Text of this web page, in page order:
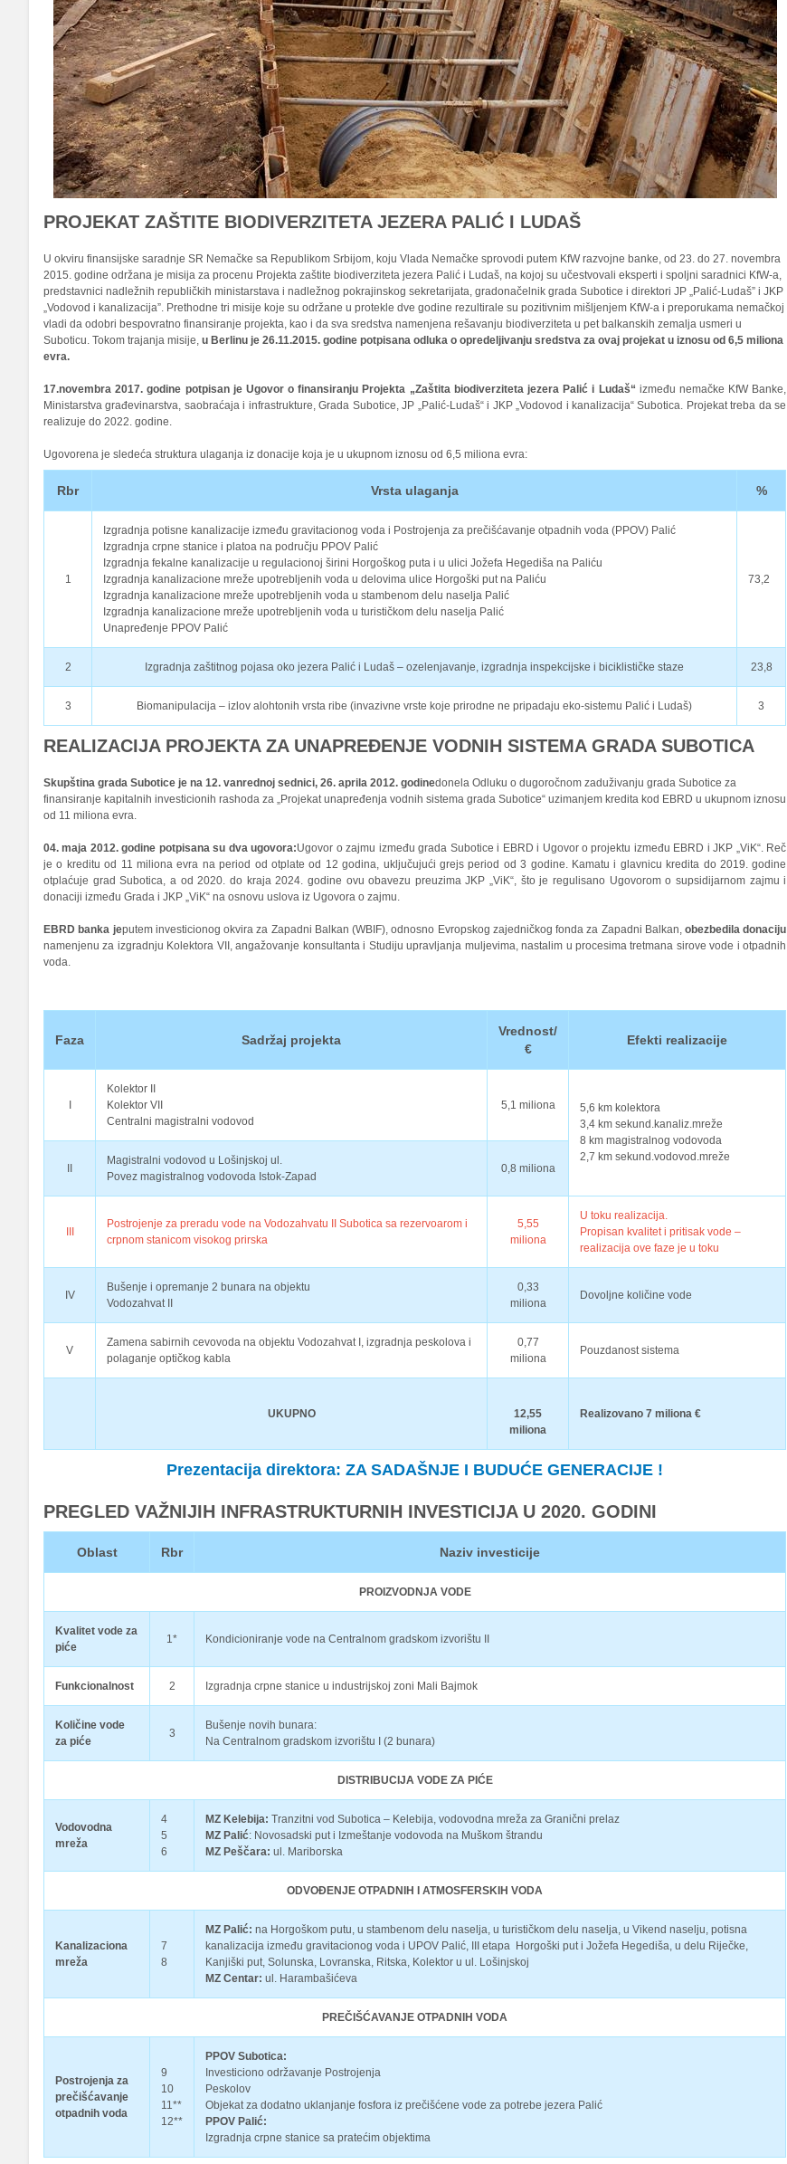
PROJEKAT ZAŠTITE BIODIVERZITETA JEZERA PALIĆ I LUDAŠ
U okviru finansijske saradnje SR Nemačke sa Republikom Srbijom, koju Vlada Nemačke sprovodi putem KfW razvojne banke, od 23. do 27. novembra
2015. godine održana je misija za procenu Projekta zaštite biodiverziteta jezera Palić i Ludaš, na kojoj su učestvovali eksperti i spoljni saradnici KfW-a,
predstavnici nadležnih republičkih ministarstava i nadležnog pokrajinskog sekretarijata, gradonačelnik grada Subotice i direktori JP „Palić-Ludaš” i JKP
„Vodovod i kanalizacija”. Prethodne tri misije koje su održane u protekle dve godine rezultirale su pozitivnim mišljenjem KfW-a i preporukama nemačkoj
vladi da odobri bespovratno finansiranje projekta, kao i da sva sredstva namenjena rešavanju biodiverziteta u pet balkanskih zemalja usmeri u
Suboticu. Tokom trajanja misije, u Berlinu je 26.11.2015. godine potpisana odluka o opredeljivanju sredstva za ovaj projekat u iznosu od 6,5 miliona
evra.
17.novembra 2017. godine potpisan je Ugovor o finansiranju Projekta „Zaštita biodiverziteta jezera Palić i Ludaš“ između nemačke KfW Banke,
Ministarstva građevinarstva, saobraćaja i infrastrukture, Grada Subotice, JP „Palić-Ludaš“ i JKP „Vodovod i kanalizacija“ Subotica. Projekat treba da se
realizuje do 2022. godine.
Ugovorena je sledeća struktura ulaganja iz donacije koja je u ukupnom iznosu od 6,5 miliona evra:
Rbr Vrsta ulaganja %
1
Izgradnja potisne kanalizacije između gravitacionog voda i Postrojenja za prečišćavanje otpadnih voda (PPOV) Palić
Izgradnja crpne stanice i platoa na području PPOV Palić
Izgradnja fekalne kanalizacije u regulacionoj širini Horgoškog puta i u ulici Jožefa Hegediša na Paliću
Izgradnja kanalizacione mreže upotrebljenih voda u delovima ulice Horgoški put na Paliću
Izgradnja kanalizacione mreže upotrebljenih voda u stambenom delu naselja Palić
Izgradnja kanalizacione mreže upotrebljenih voda u turističkom delu naselja Palić
Unapređenje PPOV Palić
73,2
2 Izgradnja zaštitnog pojasa oko jezera Palić i Ludaš – ozelenjavanje, izgradnja inspekcijske i biciklističke staze 23,8
3 Biomanipulacija – izlov alohtonih vrsta ribe (invazivne vrste koje prirodne ne pripadaju eko-sistemu Palić i Ludaš) 3
REALIZACIJA PROJEKTA ZA UNAPREĐENJE VODNIH SISTEMA GRADA SUBOTICA
Skupština grada Subotice je na 12. vanrednoj sednici, 26. aprila 2012. godinedonela Odluku o dugoročnom zaduživanju grada Subotice za
finansiranje kapitalnih investicionih rashoda za „Projekat unapređenja vodnih sistema grada Subotice“ uzimanjem kredita kod EBRD u ukupnom iznosu
od 11 miliona evra.
04. maja 2012. godine potpisana su dva ugovora:Ugovor o zajmu između grada Subotice i EBRD i Ugovor o projektu između EBRD i JKP „ViK“. Reč
je o kreditu od 11 miliona evra na period od otplate od 12 godina, uključujući grejs period od 3 godine. Kamatu i glavnicu kredita do 2019. godine
otplaćuje grad Subotica, a od 2020. do kraja 2024. godine ovu obavezu preuzima JKP „ViK“, što je regulisano Ugovorom o supsidijarnom zajmu i
donaciji između Grada i JKP „ViK“ na osnovu uslova iz Ugovora o zajmu.
EBRD banka jeputem investicionog okvira za Zapadni Balkan (WBIF), odnosno Evropskog zajedničkog fonda za Zapadni Balkan,obezbedila donaciju
namenjenu za izgradnju Kolektora VII, angažovanje konsultanta i Studiju upravljanja muljevima, nastalim u procesima tretmana sirove vode i otpadnih
voda.
Faza Sadržaj projekta
Vrednost/
€
Efekti realizacije
Kolektor II
Kolektor VII
Centralni magistralni vodovod
5,1 miliona
5,6 km kolektora
3,4 km sekund.kanaliz.mreže
8 km magistralnog vodovoda
2,7 km sekund.vodovod.mreže
Magistralni vodovod u Lošinjskoj ul.
Povez magistralnog vodovoda Istok-Zapad
0,8 miliona
Postrojenje za preradu vode na Vodozahvatu II Subotica sa rezervoarom i
crpnom stanicom visokog prirska
5,55
miliona
U toku realizacija.
Propisan kvalitet i pritisak vode –
realizacija ove faze je u toku
IV
Bušenje i opremanje 2 bunara na objektu
Vodozahvat II
0,33
miliona
Dovoljne količine vode
V
Zamena sabirnih cevovoda na objektu Vodozahvat I, izgradnja peskolova i
polaganje optičkog kabla
0,77
miliona
Pouzdanost sistema
UKUPNO
12,55
miliona
Realizovano 7 miliona €
Prezentacija direktora: ZA SADAŠNJE I BUDUĆE GENERACIJE !
PREGLED VAŽNIJIH INFRASTRUKTURNIH INVESTICIJA U 2020. GODINI
Oblast Rbr Naziv investicije
PROIZVODNJA VODE
Kvalitet vode za
piće
1* Kondicioniranje vode na Centralnom gradskom izvorištu II
Funkcionalnost 2 Izgradnja crpne stanice u industrijskoj zoni Mali Bajmok
Količine vode
za piće
3
Bušenje novih bunara:
Na Centralnom gradskom izvorištu I (2 bunara)
DISTRIBUCIJA VODE ZA PIĆE
Vodovodna
mreža
4
5
6
MZ Kelebija: Tranzitni vod Subotica – Kelebija, vodovodna mreža za Granični prelaz
MZ Palić: Novosadski put i Izmeštanje vodovoda na Muškom štrandu
MZ Peščara: ul. Mariborska
ODVOĐENJE OTPADNIH I ATMOSFERSKIH VODA
Kanalizaciona
mreža
7
8
MZ Palić: na Horgoškom putu, u stambenom delu naselja, u turističkom delu naselja, u Vikend naselju, potisna
kanalizacija između gravitacionog voda i UPOV Palić, III etapa Horgoški put i Jožefa Hegediša, u delu Riječke,
Kanjiški put, Solunska, Lovranska, Ritska, Kolektor u ul. Lošinjskoj
MZ Centar: ul. Harambašićeva
PREČIŠĆAVANJE OTPADNIH VODA
Postrojenja za
prečišćavanje
otpadnih voda
9
10
11**
12**
PPOV Subotica:
Investiciono održavanje Postrojenja
Peskolov
Objekat za dodatno uklanjanje fosfora iz prečišćene vode za potrebe jezera Palić
PPOV Palić:
Izgradnja crpne stanice sa pratećim objektima